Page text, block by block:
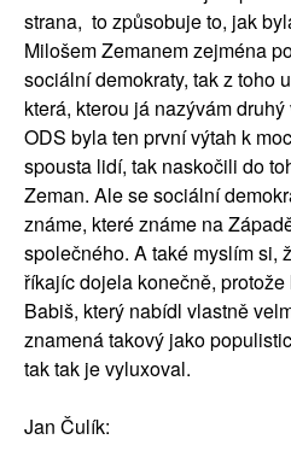
strana, to způsobuje to, jak
Milošem Zemanem zejména
sociální demokraty, tak z toho
která, kterou já nazývám
ODS byla ten první výtah k
spousta lidí, tak naskočili do
Zeman. Ale se sociální
známe, které známe na
společného. A také myslím si,
říkajíc dojela konečně,
Babiš, který nabídl vlastně
znamená takový jako
tak tak je vyluxoval.
Jan Čulík: